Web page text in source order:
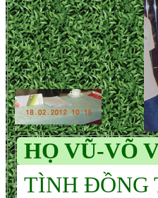
HỌ VŨ-VÕ
TÌNH ĐỒNG